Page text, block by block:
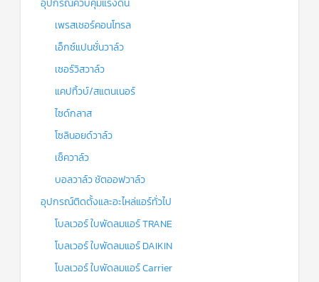
อุปกรณ์ควบคุมแรงดัน
เพรสเชอร์คอนโทรล
เอ็กซ์แปนชั่นวาล์ว
เซอร์วิสวาล์ว
แคปทิ้วบ์/สแตนเนอร์
ไซด์กลาส
โซลินอยด์วาล์ว
เช็ควาล์ว
บอลวาล์ว ชัตออฟวาล์ว
อุปกรณ์ติดตั้งและอะไหล่แอร์ทั่วไป
โบลเวอร์ ใบพัดลมแอร์ TRANE
โบลเวอร์ ใบพัดลมแอร์ DAIKIN
โบลเวอร์ ใบพัดลมแอร์ Carrier